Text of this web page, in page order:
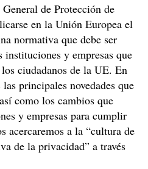
de Protección de
en la Unión Europea el
normativa que debe ser
instituciones y empresas que
ciudadanos de la UE. En
principales novedades que
como los cambios que
y empresas para cumplir
acercaremos a la “cultura de
de la privacidad” a través